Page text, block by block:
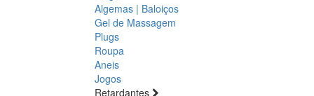
Algemas | Baloiços
Gel de Massagem
Plugs
Roupa
Aneis
Jogos
Retardantes